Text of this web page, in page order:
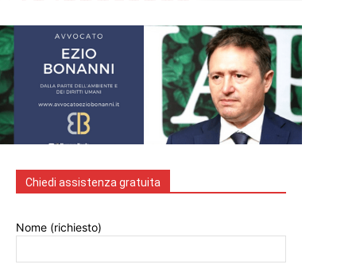
Chiedi assistenza gratuita
Nome (richiesto)